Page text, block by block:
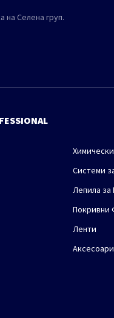
на Селена груп.
Системи
Лепила за
Покривни
Ленти
Аксесоари